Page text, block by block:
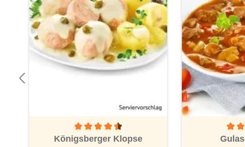
Durchschnittliche Bewertung von 4.4 von 5 Sternen
Königsberger Klopse